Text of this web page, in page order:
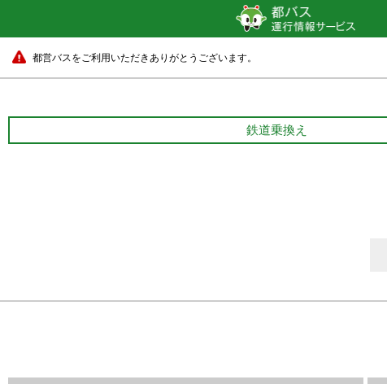
都営バスをご利用いただきありがとうございます。
鉄道乗換え